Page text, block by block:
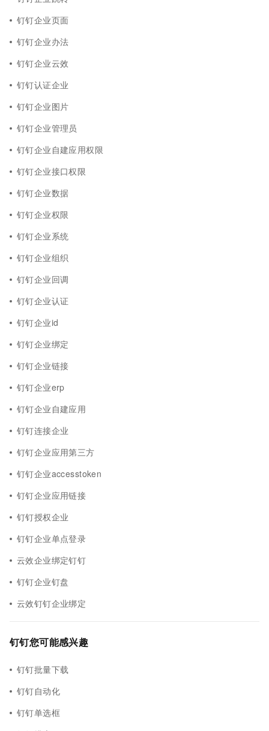
钉钉企业页面
钉钉企业办法
钉钉企业云效
钉钉认证企业
钉钉企业图片
钉钉企业管理员
钉钉企业自建应用权限
钉钉企业接口权限
钉钉企业数据
钉钉企业权限
钉钉企业系统
钉钉企业组织
钉钉企业回调
钉钉企业认证
钉钉企业id
钉钉企业绑定
钉钉企业链接
钉钉企业erp
钉钉企业自建应用
钉钉连接企业
钉钉企业应用第三方
钉钉企业accesstoken
钉钉企业应用链接
钉钉授权企业
钉钉企业单点登录
云效企业绑定钉钉
钉钉企业钉盘
云效钉钉企业绑定
钉钉您可能感兴趣
钉钉批量下载
钉钉自动化
钉钉单选框